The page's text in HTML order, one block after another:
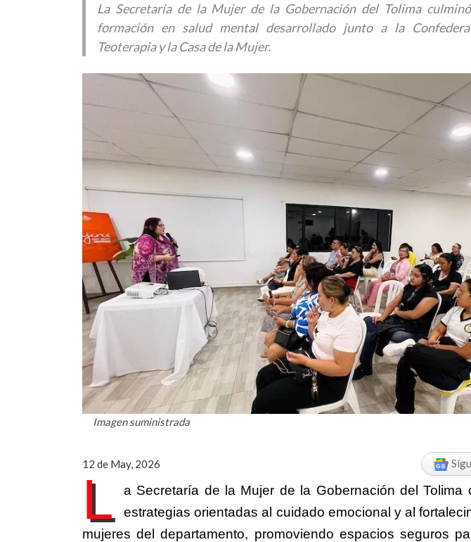
La Secretaría de la Mujer de la Gobernación del Tolima
formación en salud mental desarrollado junto a la
Teoterapia y la Casa de la Mujer.
Imagen suministrada
12 de May, 2026
L
a Secretaría de la Mujer de la Gobernación del Tolima
estrategias orientadas al cuidado emocional y al
mujeres del departamento, promoviendo espacios seguros